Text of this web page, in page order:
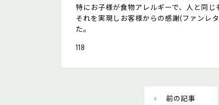
特にお子様が食物アレルギーで、人と同じ
それを実現しお客様からの感謝(ファンレ
た。
118
前の記事